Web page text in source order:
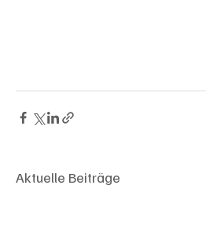
Aktuelle Beiträge